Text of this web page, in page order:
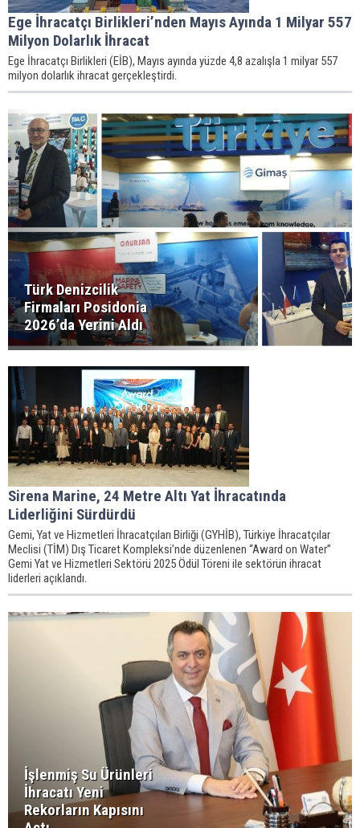
Ege İhracatçı Birlikleri’nden Mayıs Ayında 1 Milyar 557
Milyon Dolarlık İhracat
Ege İhracatçı Birlikleri (EİB), Mayıs ayında yüzde 4,8 azalışla 1 milyar 557
milyon dolarlık ihracat gerçekleştirdi.
Türk Denizcilik
Firmaları Posidonia
2026’da Yerini Aldı
Sirena Marine, 24 Metre Altı Yat İhracatında
Liderliğini Sürdürdü
Gemi, Yat ve Hizmetleri İhracatçıları Birliği (GYHİB), Türkiye İhracatçılar
Meclisi (TİM) Dış Ticaret Kompleksi’nde düzenlenen “Award on Water”
Gemi Yat ve Hizmetleri Sektörü 2025 Ödül Töreni ile sektörün ihracat
liderleri açıklandı.
İşlenmiş Su Ürünleri
İhracatı Yeni
Rekorların Kapısını